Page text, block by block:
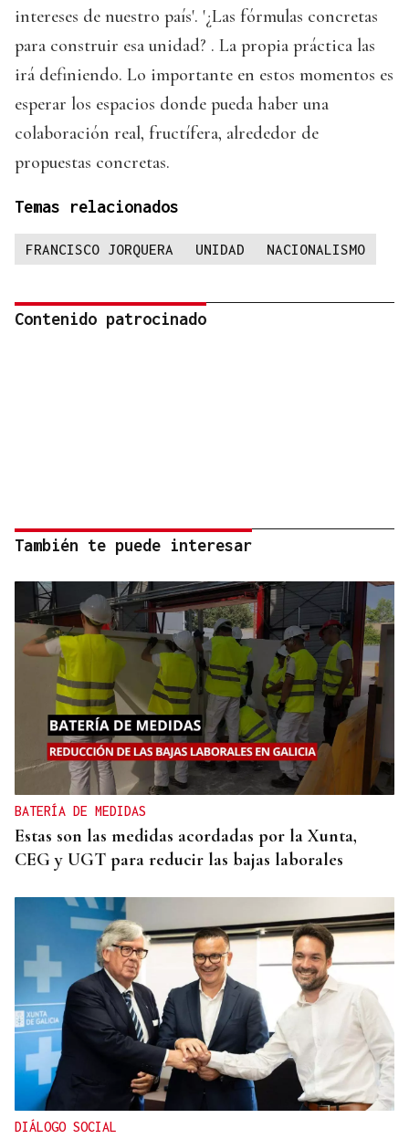
intereses de nuestro país'. '¿Las fórmulas concretas
para construir esa unidad? . La propia práctica las
irá definiendo. Lo importante en estos momentos es
esperar los espacios donde pueda haber una
colaboración real, fructífera, alrededor de
propuestas concretas.
Temas relacionados
FRANCISCO JORQUERA UNIDAD NACIONALISMO
Contenido patrocinado
También te puede interesar
BATERÍA DE MEDIDAS
Estas son las medidas acordadas por la Xunta,
CEG y UGT para reducir las bajas laborales
DIÁLOGO SOCIAL